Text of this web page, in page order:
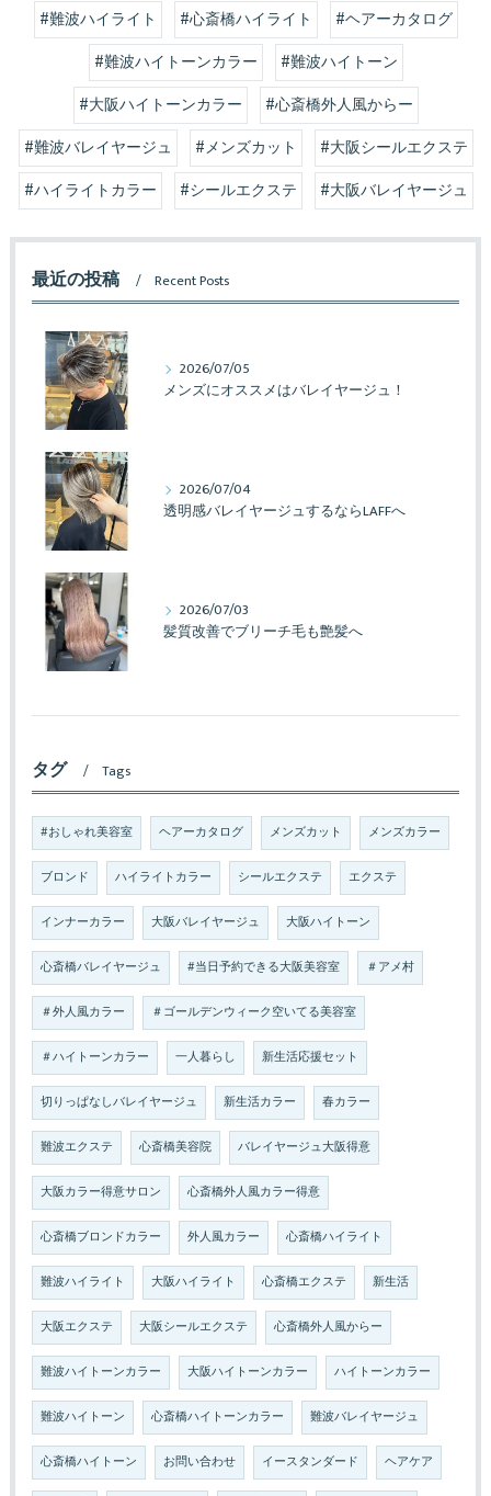
#難波ハイライト #心斎橋ハイライト
#ヘアーカタログ
#難波ハイトーンカラー
#難波ハイトーン
#大阪ハイトーンカラー
#心斎橋外人風からー
#難波バレイヤージュ
#メンズカット
#大阪シールエクステ
#ハイライトカラー
#シールエクステ #大阪バレイヤージュ
最近の投稿 Recent Posts
2026/07/05
メンズにオススメはバレイヤージュ！
2026/07/04
透明感バレイヤージュするならLAFFへ
2026/07/03
髪質改善でブリーチ毛も艶髪へ
タグ Tags
#おしゃれ美容室 ヘアーカタログ メンズカット メンズカラー
ブロンド ハイライトカラー シールエクステ エクステ
インナーカラー 大阪バレイヤージュ 大阪ハイトーン
心斎橋バレイヤージュ #当日予約できる大阪美容室 ＃アメ村
＃外人風カラー ＃ゴールデンウィーク空いてる美容室
＃ハイトーンカラー 一人暮らし 新生活応援セット
切りっぱなしバレイヤージュ 新生活カラー 春カラー
難波エクステ 心斎橋美容院 バレイヤージュ大阪得意
大阪カラー得意サロン 心斎橋外人風カラー得意
心斎橋ブロンドカラー 外人風カラー 心斎橋ハイライト
難波ハイライト 大阪ハイライト 心斎橋エクステ 新生活
大阪エクステ 大阪シールエクステ 心斎橋外人風からー
難波ハイトーンカラー 大阪ハイトーンカラー ハイトーンカラー
難波ハイトーン 心斎橋ハイトーンカラー 難波バレイヤージュ
心斎橋ハイトーン お問い合わせ イースタンダード ヘアケア